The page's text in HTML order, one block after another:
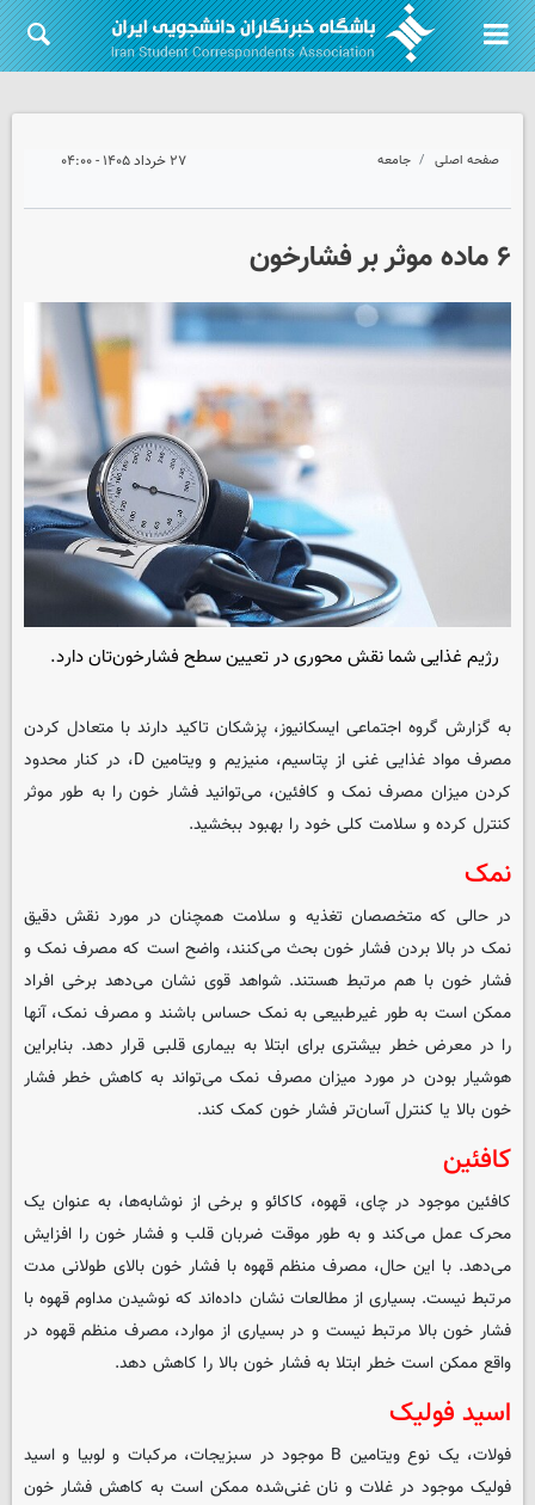
صفحه اصلی جامعه ۲۷ خرداد ۱۴۰۵ - ۰۴:۰۰
۶ ماده موثر بر فشارخون
رژیم غذایی شما نقش محوری در تعیین سطح فشارخون‌تان دارد.
به گزارش گروه اجتماعی ایسکانیوز، پزشکان تاکید دارند با متعادل کردن
مصرف مواد غذایی غنی از پتاسیم، منیزیم و ویتامین D، در کنار محدود
کردن میزان مصرف نمک و کافئین، می‌توانید فشار خون را به طور موثر
کنترل کرده و سلامت کلی خود را بهبود ببخشید.
نمک
در حالی که متخصصان تغذیه و سلامت همچنان در مورد نقش دقیق
نمک در بالا بردن فشار خون بحث می‌کنند، واضح است که مصرف نمک و
فشار خون با هم مرتبط هستند. شواهد قوی نشان می‌دهد برخی افراد
ممکن است به طور غیرطبیعی به نمک حساس باشند و مصرف نمک، آنها
را در معرض خطر بیشتری برای ابتلا به بیماری قلبی قرار دهد. بنابراین
هوشیار بودن در مورد میزان مصرف نمک می‌تواند به کاهش خطر فشار
خون بالا یا کنترل آسان‌تر فشار خون کمک کند.
کافئین
کافئین موجود در چای، قهوه، کاکائو و برخی از نوشابه‌ها، به عنوان یک
محرک عمل می‌کند و به طور موقت ضربان قلب و فشار خون را افزایش
می‌دهد. با این حال، مصرف منظم قهوه با فشار خون بالای طولانی مدت
مرتبط نیست. بسیاری از مطالعات نشان داده‌اند که نوشیدن مداوم قهوه با
فشار خون بالا مرتبط نیست و در بسیاری از موارد، مصرف منظم قهوه در
واقع ممکن است خطر ابتلا به فشار خون بالا را کاهش دهد.
اسید فولیک
فولات، یک نوع ویتامین B موجود در سبزیجات، مرکبات و لوبیا و اسید
فولیک موجود در غلات و نان غنی‌شده ممکن است به کاهش فشار خون